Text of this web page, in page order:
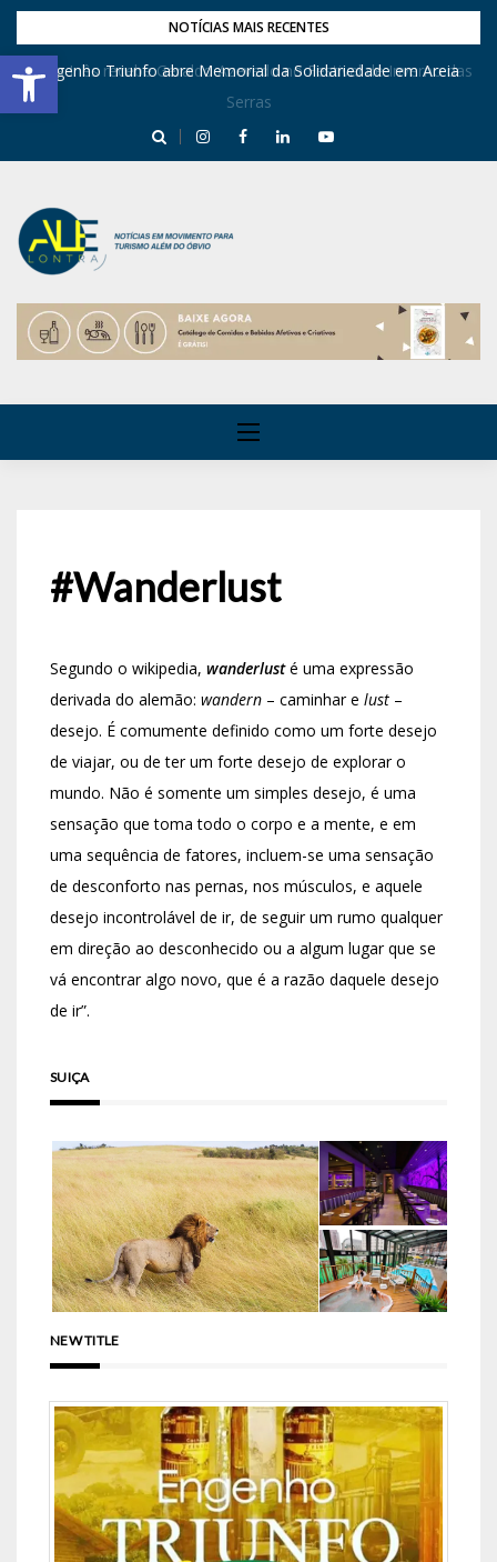
Barra de Ferramentas Aberta
NOTÍCIAS MAIS RECENTES
Dona Inês recebe Geraldo Azevedo no Festival de Inverno das
Serras
Engenho Triunfo abre Memorial da Solidariedade em Areia
#Wanderlust
Segundo o wikipedia, wanderlusté uma expressão
derivada do alemão: wandern – caminhar e lust –
desejo. É comumente definido como um forte desejo
de viajar, ou de ter um forte desejo de explorar o
mundo. Não é somente um simples desejo, é uma
sensação que toma todo o corpo e a mente, e em
uma sequência de fatores, incluem-se uma sensação
de desconforto nas pernas, nos músculos, e aquele
desejo incontrolável de ir, de seguir um rumo qualquer
em direção ao desconhecido ou a algum lugar que se
vá encontrar algo novo, que é a razão daquele desejo
de ir”.
SUIÇA
NEW TITLE